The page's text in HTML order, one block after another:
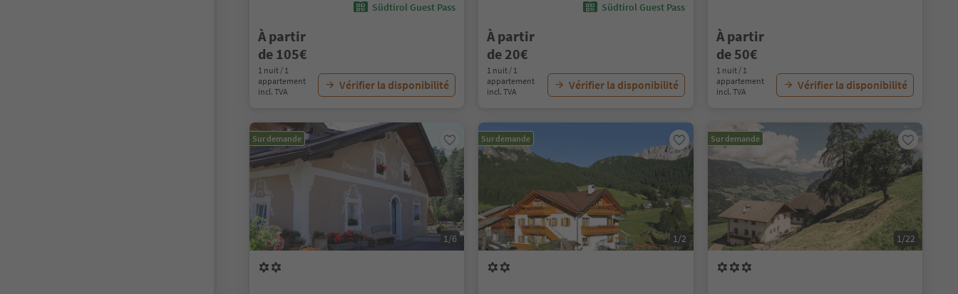
Südtirol Guest Pass
À partir
de 105€
1 nuit / 1
appartement
incl. TVA
Vérifier la disponibilité
Südtirol Guest Pass
À partir
de 20€
1 nuit / 1
appartement
incl. TVA
Vérifier la disponibilité
À partir
de 50€
1 nuit / 1
appartement
incl. TVA
Vérifier la disponibilité
Sur demande
1/6
Sur demande
1/2
Sur demande
1/22